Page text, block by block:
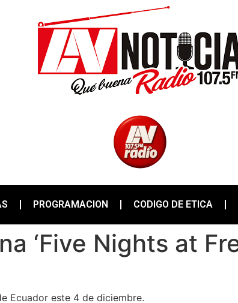
PROGRAMACION CODIGO DE ETICA
‘Five Nights at
Ecuador este 4 de diciembre.